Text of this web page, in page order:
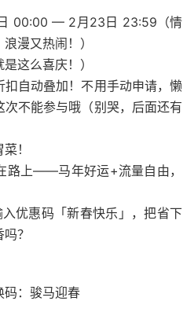
00:00 — 2月23日 23:59（情
漫又热闹！）
这么喜庆！）
自动叠加！不用手动申请，懒
不能参与哦（别哭，后面还有
！
路上——马年好运+流量自由，
优惠码「新春快乐」，把省下
？
码：骏马迎春